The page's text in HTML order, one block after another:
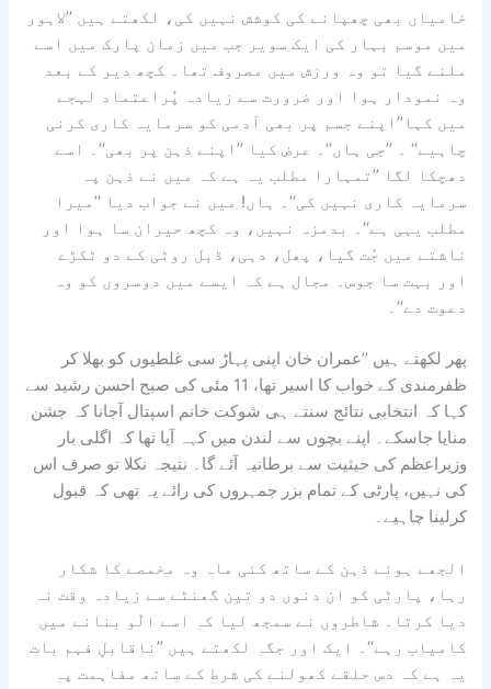
خامیاں بھی چھپانے کی کوشش نہیں کی، لکھتے ہیں ’’لاہور
میں موسم بہار کی ایک سویر جب میں زمان پارک میں اسے
ملنے گیا تو وہ ورزش میں مصروف تھا۔ کچھ دیر کے بعد
وہ نمودار ہوا اور ضرورت سے زیادہ پُراعتماد لہجے
میں کہا’’اپنے جسم پر بھی آدمی کو سرمایہ کاری کرنی
چاہیے‘‘ ۔ ’’جی ہاں‘‘۔ عرض کیا ’’اپنے ذہن پر بھی‘‘۔ اسے
دھچکا لگا ’’تمہارا مطلب یہ ہے کہ میں نے ذہن پہ
سرمایہ کاری نہیں کی‘‘۔ ہاں! میں نے جواب دیا ’’میرا
مطلب یہی ہے‘‘۔ بدمزہ نہیں، وہ کچھ حیران سا ہوا اور
ناشتے میں جُت گیا، پھل، دہی، ڈبل روٹی کے دو ٹکڑے
اور بہت سا جوس۔ مجال ہے کہ ایسے میں دوسروں کو وہ
دعوت دے‘‘۔
ظفرمندی کے خواب کا اسیر تھا، 11 مئی کی صبح احسن رشید سے
کہا کہ انتخابی نتائج سنتے ہی شوکت خانم اسپتال آجانا کہ جشن
منایا جاسکے۔ اپنے بچوں سے لندن میں کہہ آیا تھا کہ اگلی بار
وزیراعظم کی حیثیت سے برطانیہ آئے گا۔ نتیجہ نکلا تو صرف اس
کی نہیں، پارٹی کے تمام بزر جمہروں کی رائے یہ تھی کہ قبول
کرلینا چاہیے۔
الجھے ہوئے ذہن کے ساتھ کئی ماہ وہ مخمصے کا شکار
رہا، پارٹی کو ان دنوں دو تین گھنٹے سے زیادہ وقت نہ
دیا کرتا۔ شاطروں نے سمجھ لیا کہ اسے الّو بنانے میں
کامیاب رہے‘‘۔ ایک اور جگہ لکھتے ہیں ’’ناقابلِ فہم بات
یہ ہے کہ دس حلقے کھولنے کی شرط کے ساتھ مفاہمت پہ